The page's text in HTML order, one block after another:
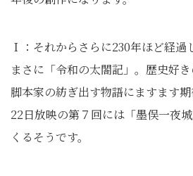
Ｉ：それからさらに230年ほど経
まさに「令和の太閤記」。歴史好
脚本家の紡ぎ出す物語にますます
22日放映の第７回には「墨俣一夜
くるそうです。